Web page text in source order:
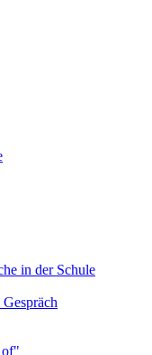
in der Schule
of"